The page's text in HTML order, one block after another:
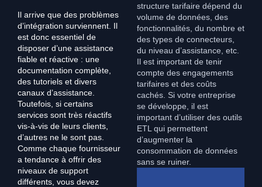
Il arrive que des problèmes
d’intégration surviennent. Il
est donc essentiel de
disposer d’une assistance
fiable et réactive : une
documentation complète,
des tutoriels et divers
canaux d’assistance.
Toutefois, si certains
services sont très réactifs
vis-à-vis de leurs clients,
d’autres ne le sont pas.
Comme chaque fournisseur
a tendance à offrir des
niveaux de support
différents, vous devez
structure tarifaire dépend du
volume de données, des
fonctionnalités, du nombre et
des types de connecteurs,
du niveau d’assistance, etc.
Il est important de tenir
compte des engagements
tarifaires et des coûts
cachés. Si votre entreprise
se développe, il est
important d’utiliser des outils
ETL qui permettent
d’augmenter la
consommation de données
sans se ruiner.